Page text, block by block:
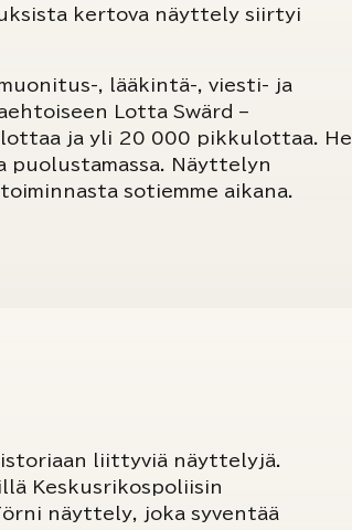
kertova näyttely siirtyi
, lääkintä-, viesti- ja
Lotta Swärd –
ja yli 20 000 pikkulottaa. He
puolustamassa. Näyttelyn
sotiemme aikana.
liittyviä näyttelyjä.
Keskusrikospoliisin
näyttely, joka syventää